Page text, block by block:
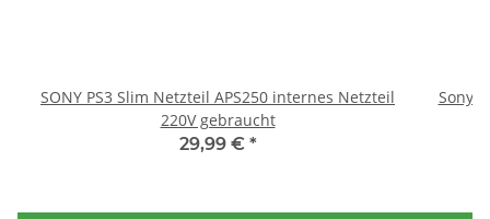
SONY PS3 Slim Netzteil APS250 internes Netzteil
220V gebraucht
29,99 € *
Sony